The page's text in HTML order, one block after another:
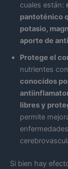
cuales están:
pantoténico
potasio,
aporte de
Protege el
nutrientes
conocidos
libres y
permite
Si bien hay